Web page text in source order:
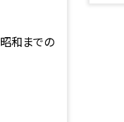
和までの